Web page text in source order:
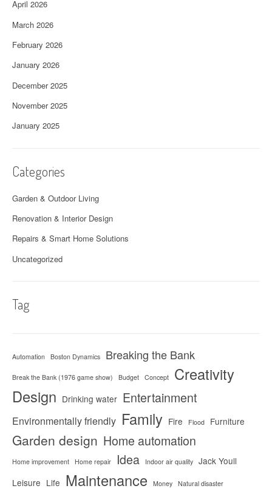
April 2026
March 2026
February 2026
January 2026
December 2025
November 2025
January 2025
Categories
Garden & Outdoor Living
Renovation & Interior Design
Repairs & Smart Home Solutions
Uncategorized
Tag
Automation Boston Dynamics Breaking the Bank
Break the Bank (1976 game show) Budget Concept
Creativity
Design Drinking water Entertainment
Environmentally friendly Family Fire Flood Furniture
Garden design Home automation
Home improvement Home repair Idea Indoor air quality Jack Youll
Leisure Life Maintenance Money Natural disaster